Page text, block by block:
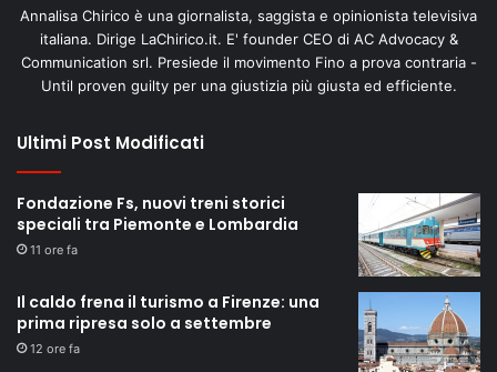
Annalisa Chirico è una giornalista, saggista e opinionista televisiva
italiana. Dirige LaChirico.it. E' founder CEO di AC Advocacy &
Communication srl. Presiede il movimento Fino a prova contraria -
Until proven guilty per una giustizia più giusta ed efficiente.
Ultimi Post Modificati
Fondazione Fs, nuovi treni storici
speciali tra Piemonte e Lombardia
11 ore fa
Il caldo frena il turismo a Firenze: una
prima ripresa solo a settembre
12 ore fa